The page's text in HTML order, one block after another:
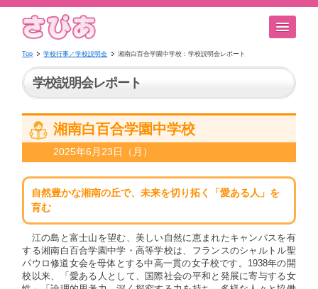
Top 学校行事／学校説明会 湘南白百合学園中学校：学校説明会レポート
学校説明会レポート
湘南白百合学園中学校
2025年6月23日（月）
自然豊かな湘南の丘で、未来を切り拓く「愛ある人」を
育む
江の島と富士山を望む、美しい自然に恵まれたキャンパスを有
する湘南白百合学園中学・高等学校は、フランスのシャルトル聖
パウロ修道女会を母体とする中高一貫の女子校です。1938年の開
校以来、「愛ある人として、国際社会の平和と発展に寄与する女